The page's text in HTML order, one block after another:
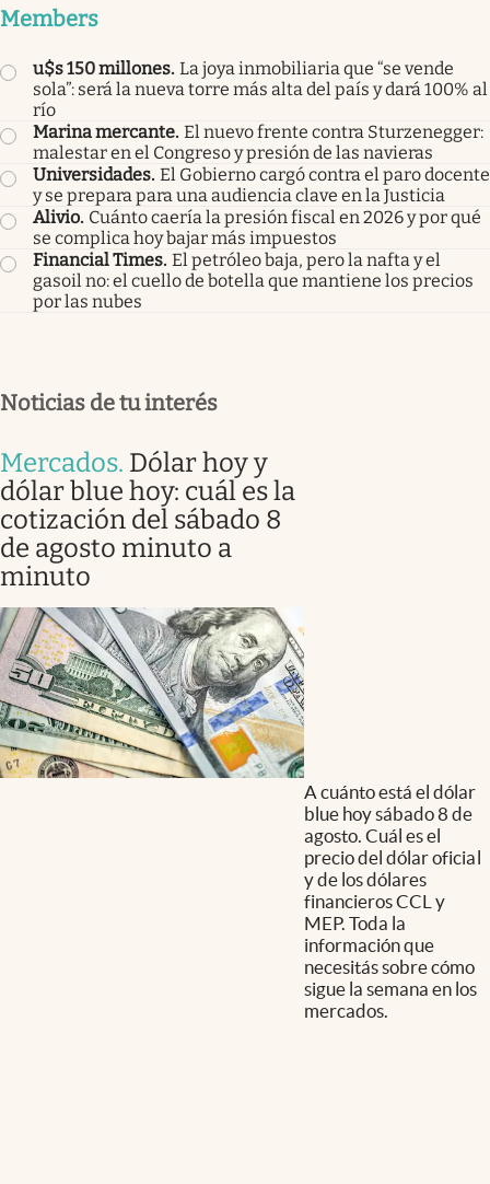
Members
u$s 150 millones. La joya inmobiliaria que “se vende
sola”: será la nueva torre más alta del país y dará 100% al
río
Marina mercante. El nuevo frente contra Sturzenegger:
malestar en el Congreso y presión de las navieras
Universidades. El Gobierno cargó contra el paro docente
y se prepara para una audiencia clave en la Justicia
Alivio. Cuánto caería la presión fiscal en 2026 y por qué
se complica hoy bajar más impuestos
Financial Times. El petróleo baja, pero la nafta y el
gasoil no: el cuello de botella que mantiene los precios
por las nubes
Noticias de tu interés
Mercados. Dólar hoy y
dólar blue hoy: cuál es la
cotización del sábado 8
de agosto minuto a
minuto
A cuánto está el dólar
blue hoy sábado 8 de
agosto. Cuál es el
precio del dólar oficial
y de los dólares
financieros CCL y
MEP. Toda la
información que
necesitás sobre cómo
sigue la semana en los
mercados.